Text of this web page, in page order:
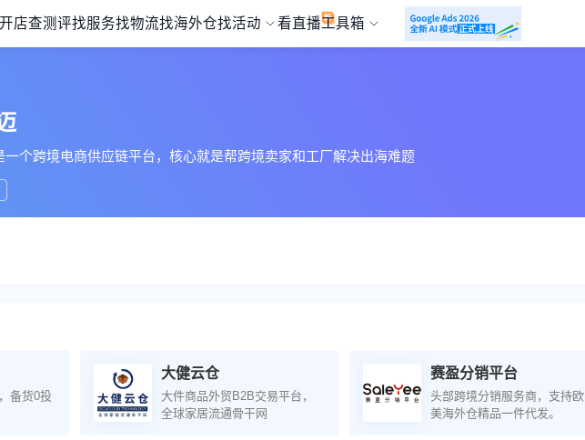
店查测评找服务找物流找海外仓找活动 看直播工具箱
一个跨境电商供应链平台，核心就是帮跨境卖家和工厂解决出海难题
备货0投
大健云仓
大件商品外贸B2B交易平台，
全球家居流通骨干网
赛盈分销平台
头部跨境分销服务商，支持欧
美海外仓精品一件代发。